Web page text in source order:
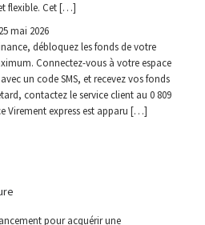
flexible. Cet […]
25 mai 2026
débloquez les fonds de votre
Connectez-vous à votre espace
un code SMS, et recevez vos fonds
contactez le service client au 0 809
Virement express est apparu […]
pour acquérir une